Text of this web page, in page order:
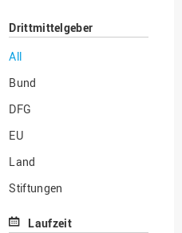
Drittmittelgeber
All
Bund
DFG
EU
Land
Stiftungen
Sonstige
Laufzeit